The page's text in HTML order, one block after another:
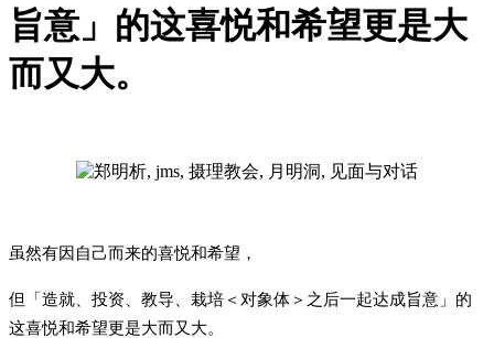
旨意」的这喜悦和希望更是大
而又大。
虽然有因自己而来的喜悦和希望，
但「造就、投资、教导、栽培＜对象体＞之后一起达成旨意」的
这喜悦和希望更是大而又大。